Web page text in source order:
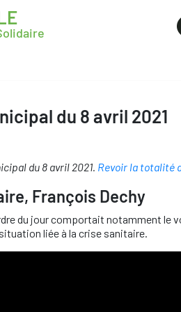
du 8 avril 2021
du 8 avril 2021. Revoir la totalité
François Dechy
du jour comportait notamment
liée à la crise sanitaire.